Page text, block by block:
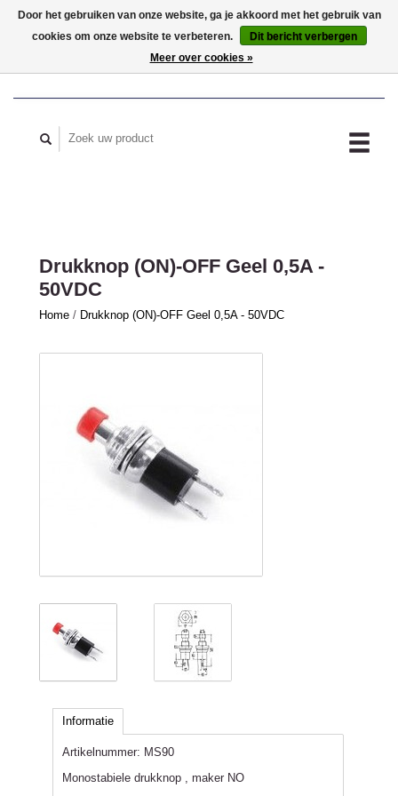
MIJN ACCOUNT
Drukknop (ON)-OFF Geel 0,5A -
50VDC
Home / Drukknop (ON)-OFF Geel 0,5A - 50VDC
Informatie
Artikelnummer: MS90
Monostabiele drukknop , maker NO
Door het gebruiken van onze website, ga je akkoord met het gebruik van
cookies om onze website te verbeteren.
Dit bericht verbergen
Meer over cookies »